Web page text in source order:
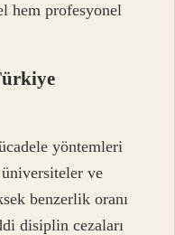
hem profesyonel
yöntemleri
ve
benzerlik oranı
disiplin cezaları